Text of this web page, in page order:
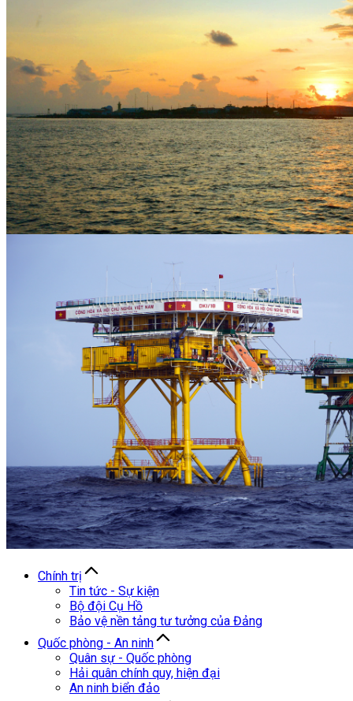
Chính trị
Tin tức - Sự kiện
Bộ đội Cụ Hồ
Bảo vệ nền tảng tư tưởng của Đảng
Quốc phòng - An ninh
Quân sự - Quốc phòng
Hải quân chính quy, hiện đại
An ninh biển đảo